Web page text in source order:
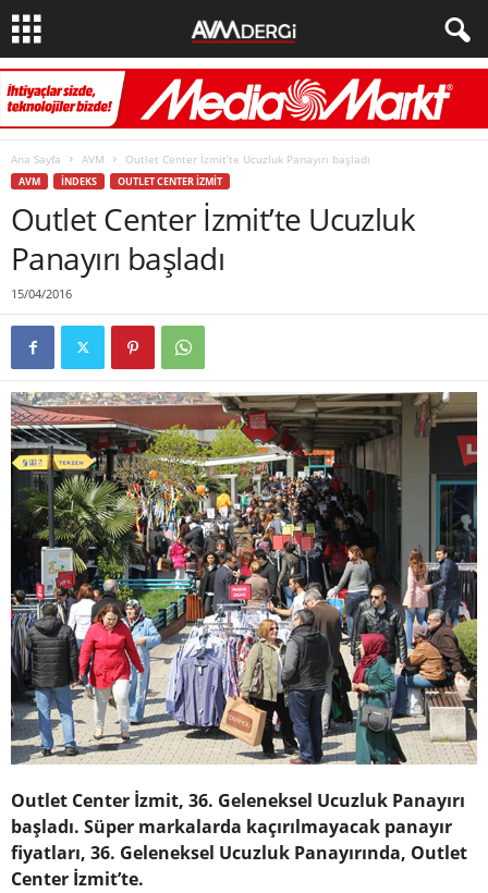
Ana Sayfa AVM Outlet Center İzmit’te Ucuzluk Panayırı başladı
AVM İNDEKS OUTLET CENTER İZMIT
Outlet Center İzmit’te Ucuzluk
Panayırı başladı
15/04/2016
Outlet Center İzmit, 36. Geleneksel Ucuzluk Panayırı
başladı. Süper markalarda kaçırılmayacak panayır
fiyatları, 36. Geleneksel Ucuzluk Panayırında, Outlet
Center İzmit’te.